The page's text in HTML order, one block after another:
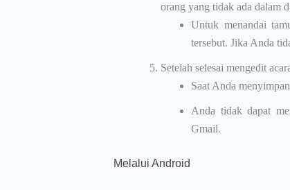
orang yang tidak ada dalam
Untuk menandai
tersebut. Jika Anda
Setelah selesai mengedit
Saat Anda
Anda tidak dapat
Gmail.
Melalui Android